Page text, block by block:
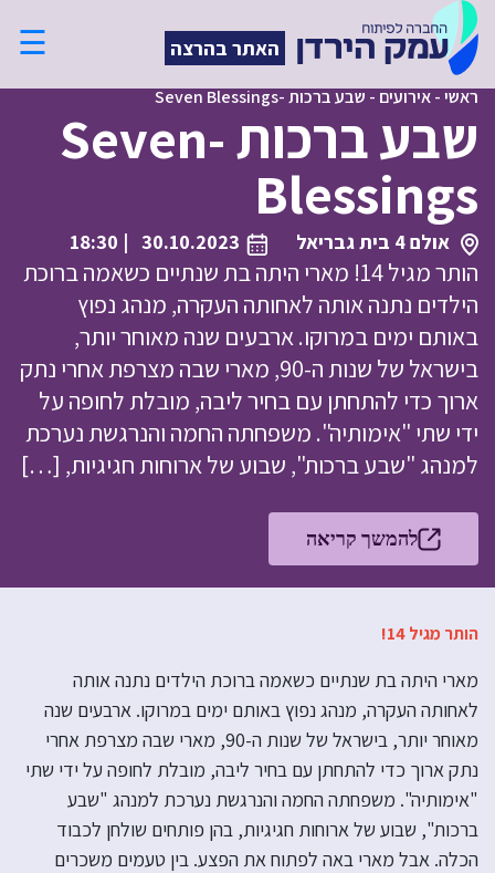
האתר בהרצה ☰
ראשי-אירועים - שבע ברכות -Seven Blessings
שבע ברכות -Seven
Blessings
אולם 4 בית גבריאל 30.10.2023
| 18:30
הותר מגיל 14! מארי היתה בת שנתיים כשאמה ברוכת
הילדים נתנה אותה לאחותה העקרה, מנהג נפוץ
באותם ימים במרוקו. ארבעים שנה מאוחר יותר,
בישראל של שנות ה-90, מארי שבה מצרפת אחרי נתק
ארוך כדי להתחתן עם בחיר ליבה, מובלת לחופה על
ידי שתי "אימותיה". משפחתה החמה והנרגשת נערכת
למנהג "שבע ברכות", שבוע של ארוחות חגיגיות, […]
להמשך קריאה
הותר מגיל 14!
מארי היתה בת שנתיים כשאמה ברוכת הילדים נתנה אותה
לאחותה העקרה, מנהג נפוץ באותם ימים במרוקו. ארבעים שנה
מאוחר יותר, בישראל של שנות ה-90, מארי שבה מצרפת אחרי
נתק ארוך כדי להתחתן עם בחיר ליבה, מובלת לחופה על ידי שתי
"אימותיה". משפחתה החמה והנרגשת נערכת למנהג "שבע
ברכות", שבוע של ארוחות חגיגיות, בהן פותחים שולחן לכבוד
הכלה. אבל מארי באה לפתוח את הפצע. בין טעמים משכרים